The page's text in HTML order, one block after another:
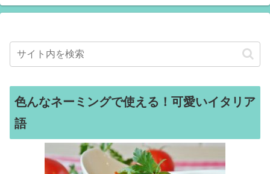
色んなネーミングで使える！可愛いイタリア
語